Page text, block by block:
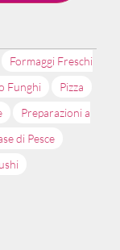
Formaggi Freschi
Funghi
Pizza
Preparazioni a
di Pesce